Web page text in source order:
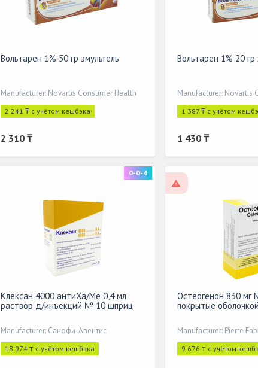
Вольтарен 1% 50 гр эмульгель
Manufacturer: Novartis Consumer Health
2 241 ₸ с учётом кешбэка
2 310 ₸
Вольтарен 1% 20 гр
Manufacturer: Novartis
1 387 ₸ с учётом
1 430 ₸
0-0-4
Клексан 4000 антиХа/Ме 0,4 мл
раствор д/инъекций № 10 шприц
Manufacturer: Санофи-Авентис
18 974 ₸ с учётом кешбэка
Остеогенон 830 мг
покрытые оболочкой
Manufacturer: Pierre
9 676 ₸ с учётом